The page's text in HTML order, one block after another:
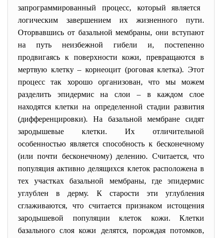
запрограммированный процесс, который является
логическим завершением их жизненного пути.
Оторвавшись от базальной мембраны, они вступают
на путь неизбежной гибели и, постепенно
продвигаясь к поверхности кожи, превращаются в
мертвую клетку– корнеоцит (роговая клетка). Этот
процесс так хорошо организован, что мы можем
разделить эпидермис на слои –в каждом слое
находятся клетки на определенной стадии развития
(дифференцировки). На базальной мембране сидят
зародышевые клетки. Их отличительной
особенностью является способность к бесконечному
(или почти бесконечному) делению. Считается, что
популяция активно делящихся клеток расположена в
тех участках базальной мембраны, где эпидермис
углублен в дерму. К старости эти углубления
сглаживаются, что считается признаком истощения
зародышевой популяции клеток кожи. Клетки
базального слоя кожи делятся, порождая потомков,